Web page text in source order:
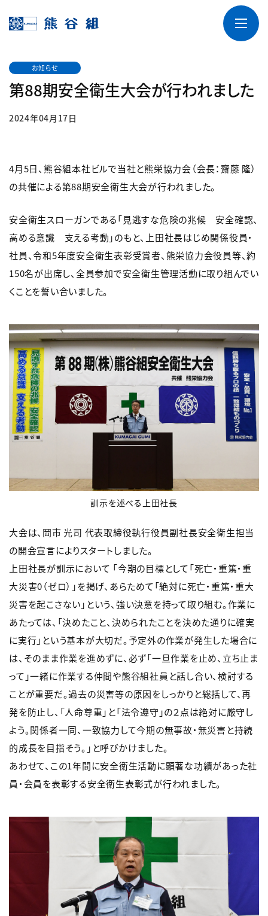
お知らせ
第88期安全衛生大会が行われました
2024年04月17日
4月5日、熊谷組本社ビルで当社と熊栄協力会（会長：齋藤 隆）
の共催による第88期安全衛生大会が行われました。
安全衛生スローガンである「見逃すな危険の兆候 安全確認、
高める意識 支える考動」のもと、上田社長はじめ関係役員・
社員、令和5年度安全衛生表彰受賞者、熊栄協力会役員等、約
150名が出席し、全員参加で安全衛生管理活動に取り組んでい
くことを誓い合いました。
訓示を述べる上田社長
大会は、岡市 光司 代表取締役執行役員副社長安全衛生担当
の開会宣言によりスタートしました。
上田社長が訓示において 「今期の目標として「死亡・重篤・重
大災害0（ゼロ）」を掲げ、あらためて「絶対に死亡・重篤・重大
災害を起こさない」という、強い決意を持って取り組む。作業に
あたっては、「決めたこと、決められたことを決めた通りに確実
に実行」という基本が大切だ。予定外の作業が発生した場合に
は、そのまま作業を進めずに、必ず「一旦作業を止め、立ち止ま
って」一緒に作業する仲間や熊谷組社員と話し合い、検討する
ことが重要だ。過去の災害等の原因をしっかりと総括して、再
発を防止し、「人命尊重」と「法令遵守」の２点は絶対に厳守し
よう。関係者一同、一致協力して今期の無事故・無災害と持続
的成長を目指そう。」と呼びかけました。
あわせて、この1年間に安全衛生活動に顕著な功績があった社
員・会員を表彰する安全衛生表彰式が行われました。